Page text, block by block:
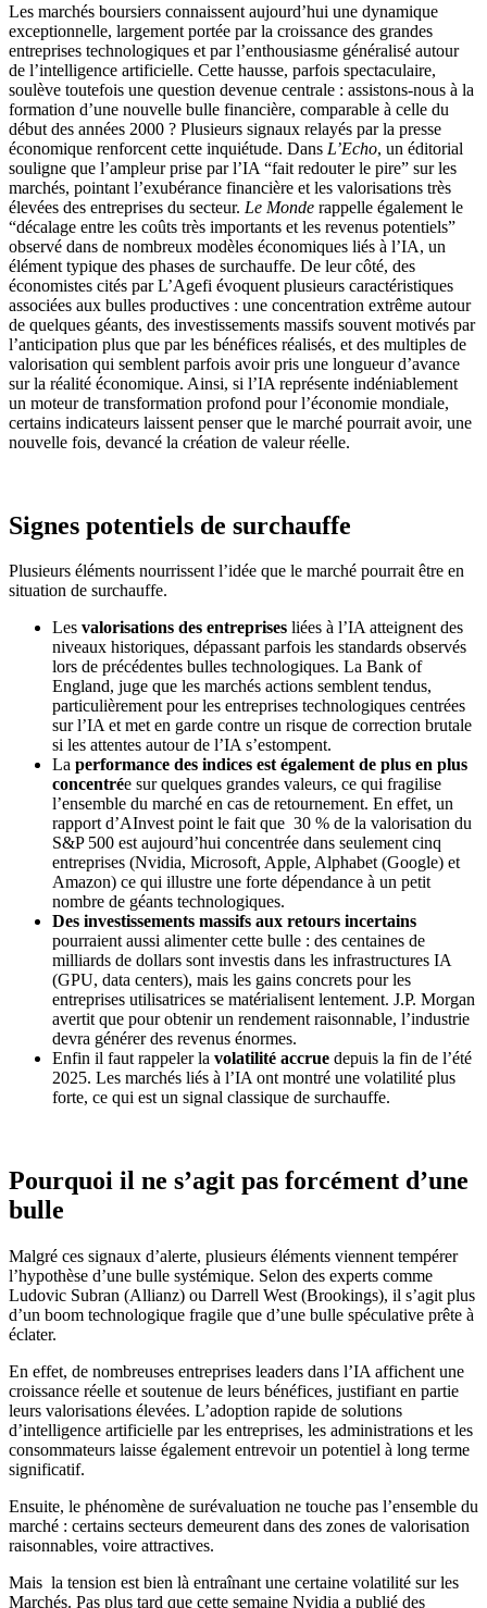
Les marchés boursiers connaissent aujourd’hui une dynamique
exceptionnelle, largement portée par la croissance des grandes
entreprises technologiques et par l’enthousiasme généralisé autour
de l’intelligence artificielle. Cette hausse, parfois spectaculaire,
soulève toutefois une question devenue centrale : assistons-nous à la
formation d’une nouvelle bulle financière, comparable à celle du
début des années 2000 ? Plusieurs signaux relayés par la presse
économique renforcent cette inquiétude. Dans L’Echo, un éditorial
souligne que l’ampleur prise par l’IA “fait redouter le pire” sur les
marchés, pointant l’exubérance financière et les valorisations très
élevées des entreprises du secteur. Le Monde rappelle également le
“décalage entre les coûts très importants et les revenus potentiels”
observé dans de nombreux modèles économiques liés à l’IA, un
élément typique des phases de surchauffe. De leur côté, des
économistes cités par L’Agefi évoquent plusieurs caractéristiques
associées aux bulles productives : une concentration extrême autour
de quelques géants, des investissements massifs souvent motivés par
l’anticipation plus que par les bénéfices réalisés, et des multiples de
valorisation qui semblent parfois avoir pris une longueur d’avance
sur la réalité économique. Ainsi, si l’IA représente indéniablement
un moteur de transformation profond pour l’économie mondiale,
certains indicateurs laissent penser que le marché pourrait avoir, une
nouvelle fois, devancé la création de valeur réelle.
Signes potentiels de surchauffe
Plusieurs éléments nourrissent l’idée que le marché pourrait être en
situation de surchauffe.
Les valorisations des entreprises liées à l’IA atteignent des
niveaux historiques, dépassant parfois les standards observés
lors de précédentes bulles technologiques. La Bank of
England, juge que les marchés actions semblent tendus,
particulièrement pour les entreprises technologiques centrées
sur l’IA et met en garde contre un risque de correction brutale
si les attentes autour de l’IA s’estompent.
La performance des indices est également de plus en plus
concentrée sur quelques grandes valeurs, ce qui fragilise
l’ensemble du marché en cas de retournement. En effet, un
rapport d’AInvest point le fait que 30 % de la valorisation du
S&P 500 est aujourd’hui concentrée dans seulement cinq
entreprises (Nvidia, Microsoft, Apple, Alphabet (Google) et
Amazon) ce qui illustre une forte dépendance à un petit
nombre de géants technologiques.
Des investissements massifs aux retours incertains
pourraient aussi alimenter cette bulle : des centaines de
milliards de dollars sont investis dans les infrastructures IA
(GPU, data centers), mais les gains concrets pour les
entreprises utilisatrices se matérialisent lentement. J.P. Morgan
avertit que pour obtenir un rendement raisonnable, l’industrie
devra générer des revenus énormes.
Enfin il faut rappeler la volatilité accrue depuis la fin de l’été
2025. Les marchés liés à l’IA ont montré une volatilité plus
forte, ce qui est un signal classique de surchauffe.
Pourquoi il ne s’agit pas forcément d’une
bulle
Malgré ces signaux d’alerte, plusieurs éléments viennent tempérer
l’hypothèse d’une bulle systémique. Selon des experts comme
Ludovic Subran (Allianz) ou Darrell West (Brookings), il s’agit plus
d’un boom technologique fragile que d’une bulle spéculative prête à
éclater.
En effet, de nombreuses entreprises leaders dans l’IA affichent une
croissance réelle et soutenue de leurs bénéfices, justifiant en partie
leurs valorisations élevées. L’adoption rapide de solutions
d’intelligence artificielle par les entreprises, les administrations et les
consommateurs laisse également entrevoir un potentiel à long terme
significatif.
Ensuite, le phénomène de surévaluation ne touche pas l’ensemble du
marché : certains secteurs demeurent dans des zones de valorisation
raisonnables, voire attractives.
Mais la tension est bien là entraînant une certaine volatilité sur les
Marchés. Pas plus tard que cette semaine Nvidia a publié des